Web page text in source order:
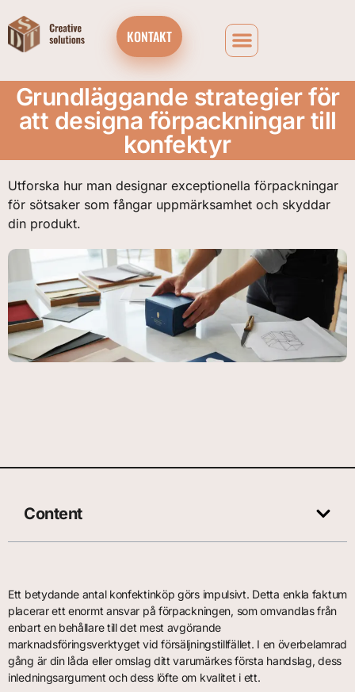
KONTAKT
Grundläggande strategier för
att designa förpackningar till
konfektyr
Utforska hur man designar exceptionella förpackningar
för sötsaker som fångar uppmärksamhet och skyddar
din produkt.
Content
Ett betydande antal konfektinköp görs impulsivt. Detta enkla faktum
placerar ett enormt ansvar på förpackningen, som omvandlas från
enbart en behållare till det mest avgörande
marknadsföringsverktyget vid försäljningstillfället. I en överbelamrad
gång är din låda eller omslag ditt varumärkes första handslag, dess
inledningsargument och dess löfte om kvalitet i ett.